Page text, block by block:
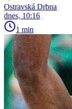
Ostravská Drbna
dnes, 10:16
1 min